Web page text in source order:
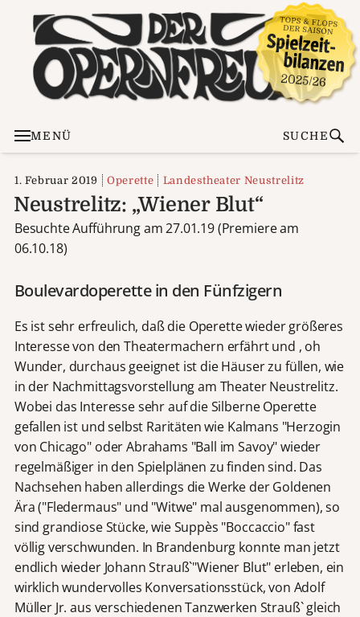
MENÜ SUCHE
1. Februar 2019 Operette Landestheater Neustrelitz
Neustrelitz: „Wiener Blut“
Besuchte Aufführung am 27.01.19 (Premiere am
06.10.18)
Boulevardoperette in den Fünfzigern
Es ist sehr erfreulich, daß die Operette wieder größeres
Interesse von den Theatermachern erfährt und , oh
Wunder, durchaus geeignet ist die Häuser zu füllen, wie
in der Nachmittagsvorstellung am Theater Neustrelitz.
Wobei das Interesse sehr auf die Silberne Operette
gefallen ist und selbst Raritäten wie Kalmans "Herzogin
von Chicago" oder Abrahams "Ball im Savoy" wieder
regelmäßiger in den Spielplänen zu finden sind. Das
Nachsehen haben allerdings die Werke der Goldenen
Ära ("Fledermaus" und "Witwe" mal ausgenommen), so
sind grandiose Stücke, wie Suppès "Boccaccio" fast
völlig verschwunden. In Brandenburg konnte man jetzt
endlich wieder Johann Strauß`"Wiener Blut" erleben, ein
wirklich wundervolles Konversationsstück, von Adolf
Müller Jr. aus verschiedenen Tanzwerken Strauß` gleich